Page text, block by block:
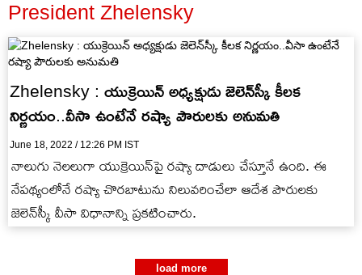
President Zhelensky
Zhelensky : యుక్రెయిన్‌ అధ్యక్షుడు జెలెన్‌స్కీ కీలక
నిర్ణయం..వీసా ఉంటేనే రష్యా పౌరులకు అనుమతి
June 18, 2022 / 12:26 PM IST
నాలుగు నెలలుగా యుక్రెయిన్‌పై రష్యా దాడులు చేస్తూనే ఉంది. ఈ
నేపథ్యంలోనే రష్యా చొరబాటును నిలువరించేలా ఆదేశ పౌరులకు
జెలెన్‌స్కీ వీసా విధానాన్ని ప్రకటించారు.
load more